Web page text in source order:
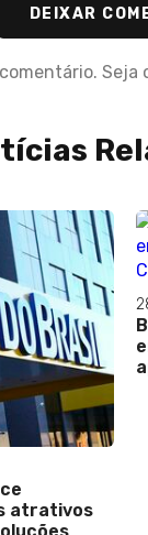
DEIXAR
Seja
de
2023,